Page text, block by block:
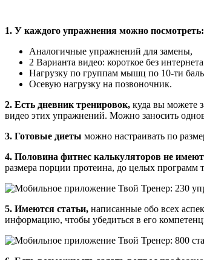
1. У каждого упражнения можно посмотреть:
Аналогичные упражнений для замены,
2 Варианта видео: короткое без
Нагрузку по группам мышц по 10-ти
Осевую нагрузку на позвоночник.
2. Есть дневник тренировок, куда вы можете
видео этих упражнений. Можно заносить
3. Готовые диеты можно настраивать по
4. Половина фитнес калькуляторов не
размера порции протеина, до целых программ
5. Имеются статьи, написанные обо всех
информацию, чтобы убедиться в его